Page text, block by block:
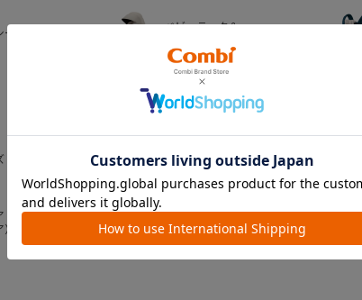
ト
ベビーラック＆
おむつ・
トイレグッズ
ベビー食器
ベビートイ